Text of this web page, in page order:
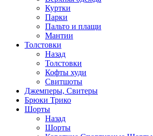
Куртки
Парки
Пальто и плащи
Мантии
Толстовки
Назад
Толстовки
Кофты худи
Свитшоты
Джемперы, Свитеры
Брюки Трико
Шорты
Назад
Шорты